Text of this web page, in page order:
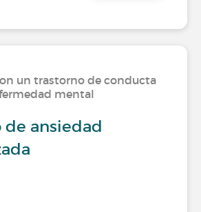
un trastorno de conducta
mental
de ansiedad